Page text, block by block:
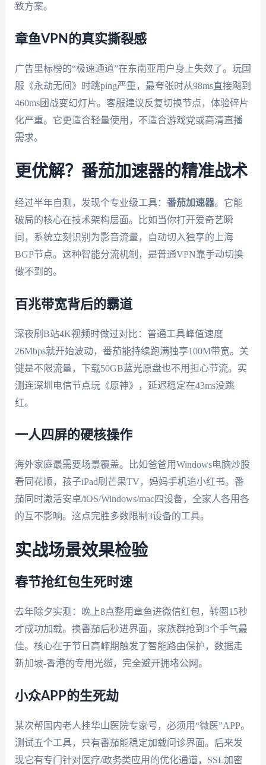
致方案。
章鱼VPN的真实撕裂感
广告里标榜的“极速通道”在东南亚用户身上失效了。玩国
服《永劫无间》时跳ping严重，最夸张时从98ms直接飚到
460ms团战变幻灯片。客服建议反复切换节点，体验碎片
化严重。它更适合轻量使用，不适合游戏党或高清直播
需求。
更优解？番茄加速器的精准战术
经过半年自测，发现个专业级工具： 番茄加速器。它能
破局的核心在技术架构层面。比如当你打开爱奇艺瞬
间，系统立刻识别为影音流量，自动切入独享的上海
BGP节点。这种智能分流机制，是普通VPN靠手动切换
做不到的。
百兆带宽背后的霸道
深夜刷B站4K视频时做过对比：普通工具峰值速度
26Mbps就开始波动，番茄能持续跑满独享100M带宽。关
键是不限流量，下载50GB蓝光原盘也不用担心节流。实
测连深圳电信节点玩《原神》，延迟稳定在43ms没跳
红。
一人四屏的硬核操作
海外家庭最需要场景覆盖。比如爸爸用Windows电脑炒股
看同花顺，孩子iPad刷芒果TV，妈妈手机追小红书。番
茄同时激活安卓/iOS/Windows/mac四设备，全家人各用各
的互不影响。这点完胜多数限制3设备的工具。
实战场景效果检验
春节抢红包生死时速
去年除夕实测：晚上8点整用章鱼进微信红包，转圈15秒
才成功加载。换番茄后秒进界面，家族群抢到3个手气最
佳。核心在于节日高峰期触发了智能路由保护，数据走
新加坡-香港的专用光缆，完全避开拥堵公网。
小众APP的生死劫
某次帮国内老人挂华山医院专家号，必须用“微医”APP。
测试五个工具，只有番茄能稳定加载问诊界面。后来发
现它有专门针对医疗/政务类应用的优化通道，SSL加密